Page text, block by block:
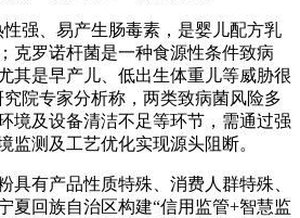
强、易产生肠毒素，是婴儿配方乳
克罗诺杆菌是一种食源性条件致病
其是早产儿、低出生体重儿等威胁很
院专家分析称，两类致病菌风险多
境及设备清洁不足等环节，需通过强
监测及工艺优化实现源头阻断。
有产品性质特殊、消费人群特殊、
夏回族自治区构建“信用监管+智慧监